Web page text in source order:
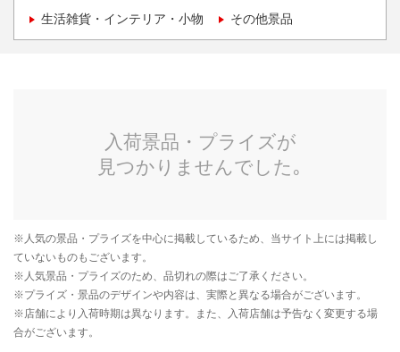
生活雑貨・インテリア・小物 その他景品